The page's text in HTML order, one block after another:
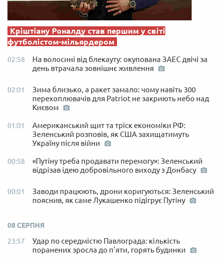
Кріштіану Роналду став першим у світі
футболістом-мільярдером
02:58
На волосині від блекауту: окупована ЗАЕС двічі за
день втрачала зовнішнє живлення
02:01
Зима близько, а ракет замало: чому навіть 300
перехоплювачів для Patriot не закриють небо над
Києвом
01:01
Американський щит та тріск економіки РФ:
Зеленський розповів, як США захищатимуть
Україну після війни
00:58
«Путіну треба продавати перемогу»: Зеленський
відрізав ідею добровільного виходу з Донбасу
00:01
Заводи працюють, дрони коригуються: Зеленський
пояснив, як саме Лукашенко підігрує Путіну
08 СЕРПНЯ
23:57
Удар по середмістю Павлограда: кількість
поранених зросла до п'яти, горять будинки